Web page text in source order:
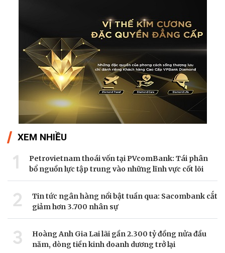
XEM NHIỀU
1
Petrovietnam thoái vốn tại PVcomBank: Tái phân
bổ nguồn lực tập trung vào những lĩnh vực cốt lõi
2
Tin tức ngân hàng nổi bật tuần qua: Sacombank cắt
giảm hơn 3.700 nhân sự
3
Hoàng Anh Gia Lai lãi gần 2.300 tỷ đồng nửa đầu
năm, dòng tiền kinh doanh dương trở lại